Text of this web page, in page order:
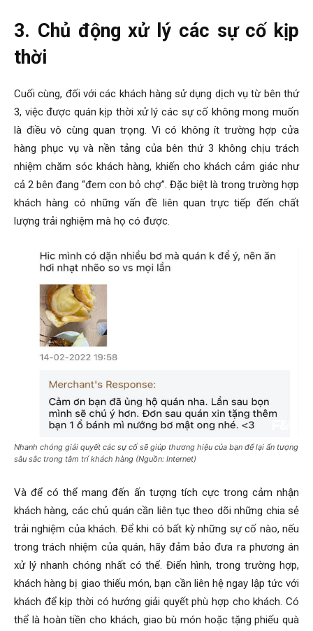
3. Chủ động xử lý các sự cố kịp
thời
Cuối cùng, đối với các khách hàng sử dụng dịch vụ từ bên thứ
3, việc được quán kịp thời xử lý các sự cố không mong muốn
là điều vô cùng quan trọng. Vì có không ít trường hợp cửa
hàng phục vụ và nền tảng của bên thứ 3 không chịu trách
nhiệm chăm sóc khách hàng, khiến cho khách cảm giác như
cả 2 bên đang “đem con bỏ chợ”. Đặc biệt là trong trường hợp
khách hàng có những vấn đề liên quan trực tiếp đến chất
lượng trải nghiệm mà họ có được.
Nhanh chóng giải quyết các sự cố sẽ giúp thương hiệu của bạn để lại ấn tượng
sâu sắc trong tâm trí khách hàng (Nguồn: Internet)
Và để có thể mang đến ấn tượng tích cực trong cảm nhận
khách hàng, các chủ quán cần liên tục theo dõi những chia sẻ
trải nghiệm của khách. Để khi có bất kỳ những sự cố nào, nếu
trong trách nhiệm của quán, hãy đảm bảo đưa ra phương án
xử lý nhanh chóng nhất có thể. Điển hình, trong trường hợp,
khách hàng bị giao thiếu món, bạn cần liên hệ ngay lập tức với
khách để kịp thời có hướng giải quyết phù hợp cho khách. Có
thể là hoàn tiền cho khách, giao bù món hoặc tặng phiếu quà